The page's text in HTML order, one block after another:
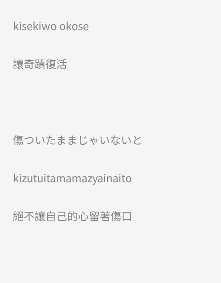
kisekiwo okose
讓奇蹟復活
傷ついたままじゃいないと
kizutuitamamazyainaito
絕不讓自己的心留著傷口